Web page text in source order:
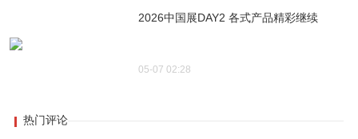
2026中国展DAY2 各式产品精彩继续
05-07 02:28
热门评论